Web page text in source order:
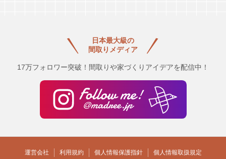
日本最大級の
間取りメディア
17万フォロワー突破！間取りや家づくりアイデアを配信中！
運営会社 利用規約 個人情報保護指針 個人情報取扱規定